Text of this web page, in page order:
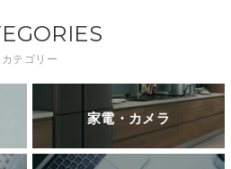
カテゴリー
家電・カメラ